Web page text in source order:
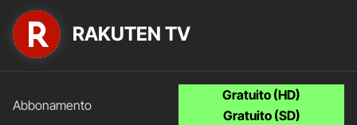
RAKUTEN TV
Gratuito (HD)
Gratuito (SD)